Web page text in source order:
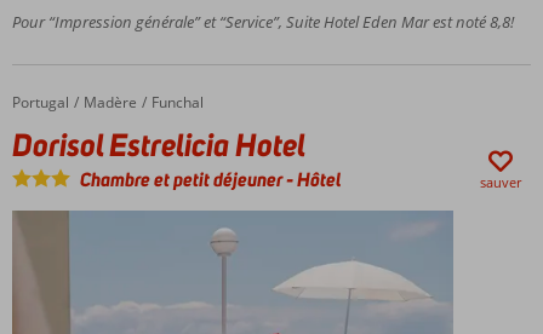
avec
plus de
espèces
de
fleurs
et de
Pour “Impression générale” et “Service”, Suite Hotel Eden Mar est noté 8,8!
Accueil
Portugal Madère Funchal
Dorisol Estrelicia Hotel
Dorisol Estrelicia Hotel
Chambre et petit déjeuner-Hôtel sauver